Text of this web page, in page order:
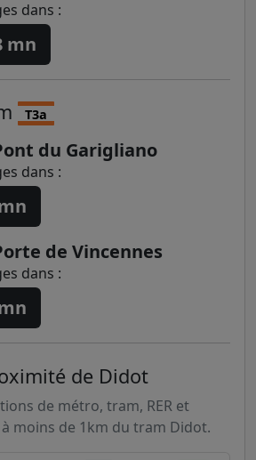
dans :
mn
T3a
du Garigliano
dans :
de Vincennes
dans :
de Didot
de métro, tram, RER et
moins de 1km du tram Didot.